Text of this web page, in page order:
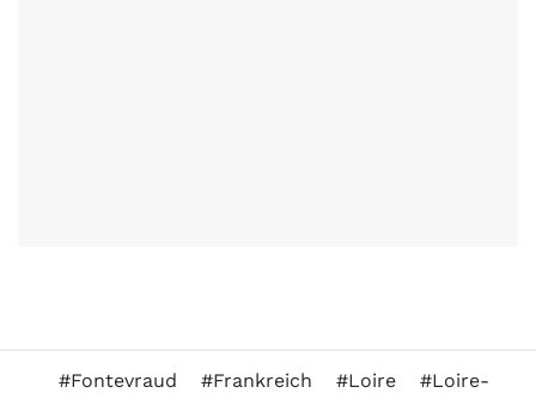
Fontevraud Frankreich Loire Loire-